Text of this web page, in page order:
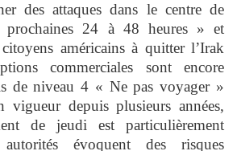
des attaques dans le centre de
prochaines 24 à 48 heures » et
américains à quitter l’Irak
commerciales sont encore
de niveau 4 « Ne pas voyager »
vigueur depuis plusieurs années,
de jeudi est particulièrement
évoquent des risques